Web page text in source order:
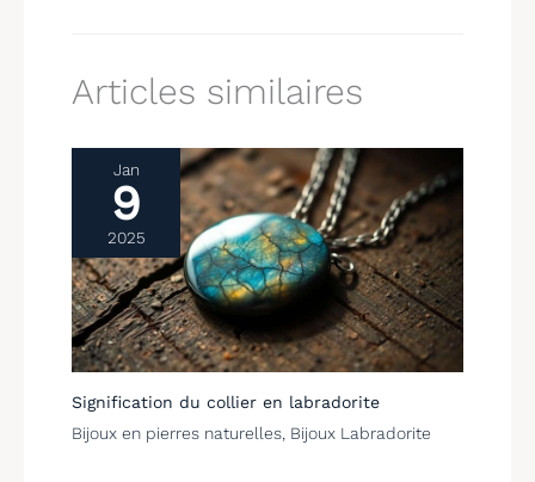
Articles similaires
Jan
9
2025
Signification du collier en labradorite
Bijoux en pierres naturelles Bijoux Labradorite